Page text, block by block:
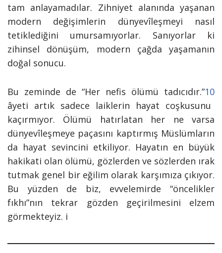
tam anlayamadılar. Zihniyet alanında yaşanan
modern değişimlerin dünyevîleşmeyi nasıl
tetiklediğini umursamıyorlar. Sanıyorlar ki
zihinsel dönüşüm, modern çağda yaşamanın
doğal sonucu.
Bu zeminde de “Her nefis ölümü tadıcıdır.”10
âyeti artık sadece laiklerin hayat coşkusunu
kaçırmıyor. Ölümü hatırlatan her ne varsa
dünyevîleşmeye paçasını kaptırmış Müslümların
da hayat sevincini etkiliyor. Hayatın en büyük
hakikati olan ölümü, gözlerden ve sözlerden ırak
tutmak genel bir eğilim olarak karşımıza çıkıyor.
Bu yüzden de biz, evvelemirde “öncelikler
fıkhı”nın tekrar gözden geçirilmesini elzem
görmekteyiz. i